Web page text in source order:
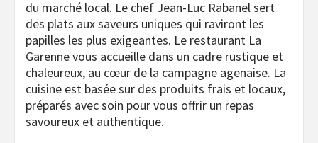
du marché local. Le chef Jean-Luc Rabanel sert
des plats aux saveurs uniques qui raviront les
papilles les plus exigeantes. Le restaurant La
Garenne vous accueille dans un cadre rustique et
chaleureux, au cœur de la campagne agenaise. La
cuisine est basée sur des produits frais et locaux,
préparés avec soin pour vous offrir un repas
savoureux et authentique.